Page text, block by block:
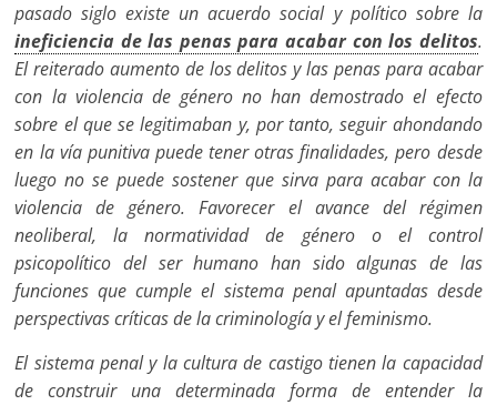
pasado siglo existe un acuerdo social y político sobre la
ineficiencia de las penas para acabar con los delitos.
El reiterado aumento de los delitos y las penas para acabar
con la violencia de género no han demostrado el efecto
sobre el que se legitimaban y, por tanto, seguir ahondando
en la vía punitiva puede tener otras finalidades, pero desde
luego no se puede sostener que sirva para acabar con la
violencia de género. Favorecer el avance del régimen
neoliberal, la normatividad de género o el control
psicopolítico del ser humano han sido algunas de las
funciones que cumple el sistema penal apuntadas desde
perspectivas críticas de la criminología y el feminismo.
El sistema penal y la cultura de castigo tienen la capacidad
de construir una determinada forma de entender la